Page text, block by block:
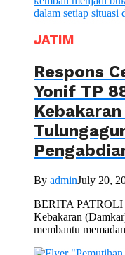
JATIM
Respons
Yonif TP
By adminJuly 20,
BERITA
Kebakaran
membantu